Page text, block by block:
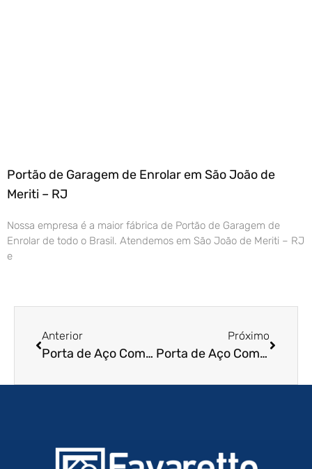
Portão de Garagem de Enrolar em São João de
Meriti – RJ
Nossa empresa é a maior fábrica de Portão de Garagem de
Enrolar de todo o Brasil. Atendemos em São João de Meriti – RJ
e
Anterior
Porta de Aço Comercial em Duque de Caxias – RJ
Próximo
Porta de Aço Comercial em Itararé – SP